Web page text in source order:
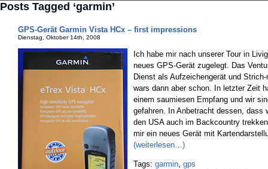
Posts Tagged ‘garmin’
GPS-Gerät Garmin Vista HCx – first impressions
Dienstag, Oktober 14th, 2008
Ich habe mir nach unserer Tour in
neues GPS-Gerät zugelegt. Das
Dienst als Aufzeichengerät und
wars dann aber schon. In letzter Zeit
einem saumiesen Empfang und wir
gefahren. In Anbetracht dessen, dass
den USA auch im Backcountry
mir ein neues Gerät mit
(weiterlesen…)
Tags: garmin, gps